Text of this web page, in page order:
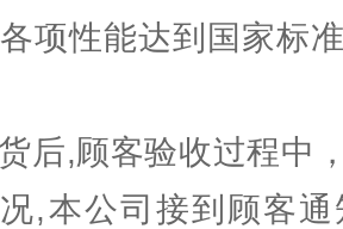
项性能达到国家标
后,顾客验收过程中
,本公司接到顾客